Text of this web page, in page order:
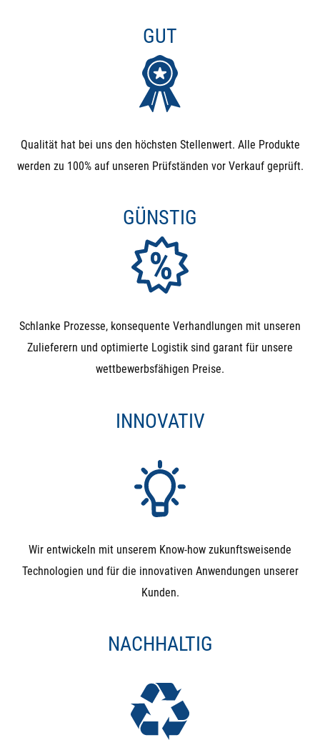
elektrische Kugelhähne ausweichen:
Partikel im Medium: Schmutz, Sand, Äste, … können
sich zwischen Membrane und Sitz setzen und sorgen
dafür, dass das Ventil nicht mehr ausreichend dicht
verbauen, wenn Partikel zu befürchten sind.
Kugelhähne verwenden. Alternativ können Sie 2
Magnetventile mit einem T-Stück so verbauen, dass Sie
ein 3-Wege-Ventil simulieren.
Lange Einschaltdauern: Der Kopf des Magnetventils
benötigt während der kompletten Betätigung Strom. Da
die Leistung zum Öffnen aber nur kurz benötigt wird,
wird diese anschließend in Form von Wärme frei. Das
Ventil benötigen, dass nur selten schaltet und dann
Druckhaltung in beiden Richtungen: Magnetventile
Gegendruck, der höher, als der Eingangsdruck ist (z.B.
nach dem Befüllen eines Behälters), drückt dieser das
Magnetventil wieder auf. Der Kugelhahn hingegen ist
Unterdruck: Bei Unterdruck (Saugen auf der
Besonders bei NO-Magnetventilen kann es durchaus
passieren, dass ein Unterdruck auf der Ausgangsseite
die Membrane nach unten zieht und das Ventil
GUT
Qualität hat bei uns den höchsten Stellenwert. Alle Produkte
werden zu 100% auf unseren Prüfständen vor Verkauf geprüft.
GÜNSTIG
Schlanke Prozesse, konsequente Verhandlungen mit unseren
Zulieferern und optimierte Logistik sind garant für unsere
wettbewerbsfähigen Preise.
INNOVATIV
Wir entwickeln mit unserem Know-how zukunftsweisende
Technologien und für die innovativen Anwendungen unserer
Kunden.
NACHHALTIG